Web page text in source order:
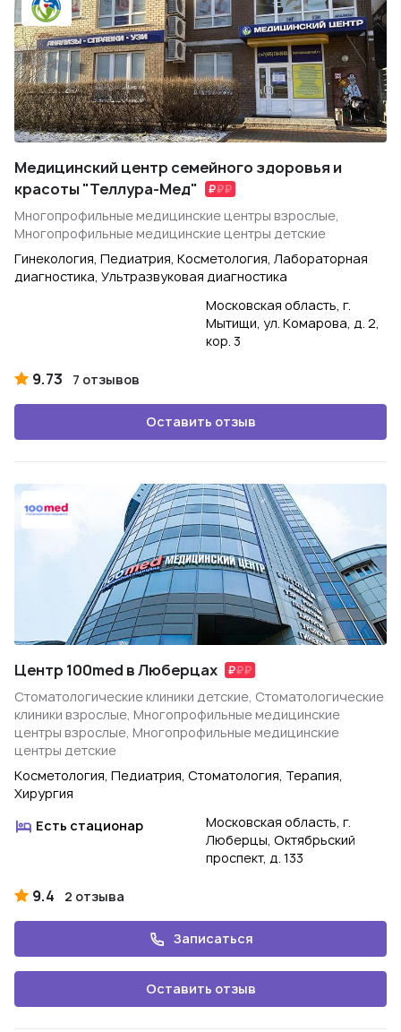
Медицинский центр семейного здоровья и
красоты "Теллура-Мед"
Многопрофильные медицинские центры взрослые,
Многопрофильные медицинские центры детские
Гинекология, Педиатрия, Косметология, Лабораторная
диагностика, Ультразвуковая диагностика
Московская область, г.
Мытищи, ул. Комарова, д. 2,
кор. 3
9.73 7 отзывов
Оставить отзыв
Центр 100med в Люберцах
Стоматологические клиники детские, Стоматологические
клиники взрослые, Многопрофильные медицинские
центры взрослые, Многопрофильные медицинские
центры детские
Косметология, Педиатрия, Стоматология, Терапия,
Хирургия
Есть стационар
Московская область, г.
Люберцы, Октябрьский
проспект, д. 133
9.4 2 отзыва
Записаться
Оставить отзыв